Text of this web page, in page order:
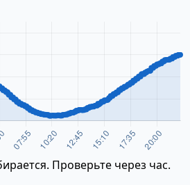
Проверьте через час.